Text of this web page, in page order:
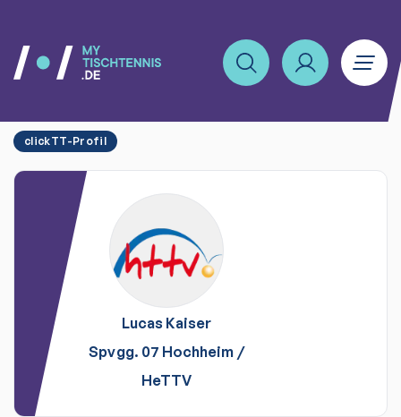
clickTT-Profil
Lucas Kaiser
Spvgg. 07 Hochheim /
HeTTV